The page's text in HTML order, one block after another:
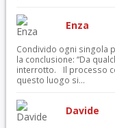
Enza
Condivido ogni singola
la conclusione: “Da
interrotto. Il processo
questo luogo si...
Davide